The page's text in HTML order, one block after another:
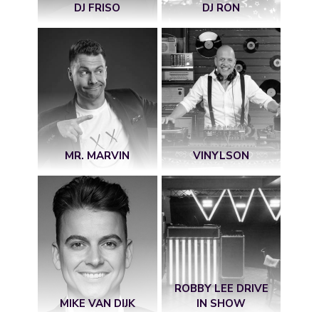
DJ FRISO DJ RON
MR. MARVIN VINYLSON
MIKE VAN DIJK
ROBBY LEE DRIVE
IN SHOW